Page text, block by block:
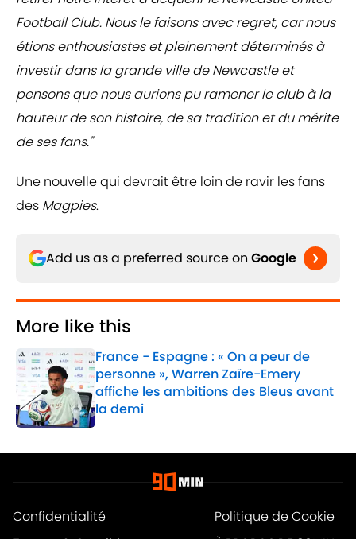
Football Club. Nous le faisons avec regret, car nous
étions enthousiastes et pleinement déterminés à
investir dans la grande ville de Newcastle et
pensons que nous aurions pu ramener le club à la
hauteur de son histoire, de sa tradition et du mérite
de ses fans."
Une nouvelle qui devrait être loin de ravir les fans
des Magpies.
Add us as a preferred source on Google
More like this
France - Espagne : « On a peur de
personne », Warren Zaïre-Emery
affiche les ambitions des Bleus avant
la demi
Published by on Invalid Date
Confidentialité
Politique de Cookie